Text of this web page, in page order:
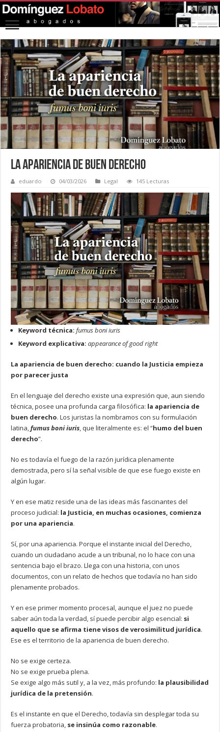
La apariencia de buen derecho
eduardo 04/03/2026 Legal 145 Lecturas
Keyword técnica: fumus boni iuris
Keyword explicativa: appearance of good right
La apariencia de buen derecho: cuando la Justicia empieza
por parecer justa
En el lenguaje del derecho existe una expresión que, aun siendo
técnica, posee una profunda carga filosófica: la apariencia de
buen derecho. Los juristas la nombramos con su formulación
latina,fumus boni iuris , que literalmente es: el “humo del buen
derecho”.
No es todavía el fuego de la razón jurídica plenamente
demostrada, pero sí la señal visible de que ese fuego existe en
algún lugar.
Y en ese matiz reside una de las ideas más fascinantes del
proceso judicial: la Justicia, en muchas ocasiones, comienza
por una apariencia.
Sí, por una apariencia. Porque el instante inicial del Derecho,
cuando un ciudadano acude a un tribunal, no lo hace con una
sentencia bajo el brazo. Llega con una historia, con unos
documentos, con un relato de hechos que todavía no han sido
plenamente probados.
Y en ese primer momento procesal, aunque el juez no puede
saber aún toda la verdad, sí puede percibir algo esencial: si
aquello que se afirma tiene visos de verosimilitud jurídica.
Ese es el territorio de la apariencia de buen derecho.
No se exige certeza.
No se exige prueba plena.
Se exige algo más sutil y, a la vez, más profundo: la plausibilidad
jurídica de la pretensión.
Es el instante en que el Derecho, todavía sin desplegar toda su
fuerza probatoria, se insinúa como razonable.